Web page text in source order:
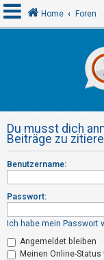
e
l
d
e
n
R
e
Home Foren
Du musst dich
Beiträge zu
Benutzername:
Passwort:
Ich habe mein Passwort
Angemeldet bleiben
Meinen Online-